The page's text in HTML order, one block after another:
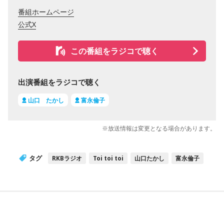
番組ホームページ
公式X
この番組をラジコで聴く
出演番組をラジコで聴く
山口 たかし 富永倫子
※放送情報は変更となる場合があります。
タグ RKBラジオ Toi toi toi 山口たかし 富永倫子